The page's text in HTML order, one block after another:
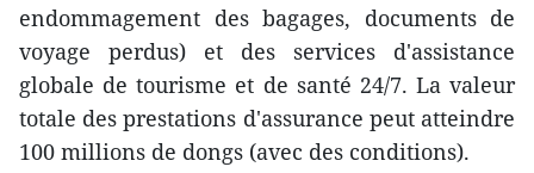
endommagement des bagages, documents de
voyage perdus) et des services d'assistance
globale de tourisme et de santé 24/7. La valeur
totale des prestations d'assurance peut atteindre
100 millions de dongs (avec des conditions).